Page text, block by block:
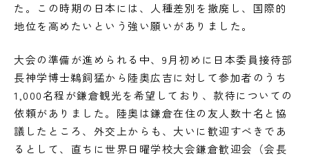
た。この時期の日本には、人種差別を撤廃し、国際的
地位を高めたいという強い願いがありました。
大会の準備が進められる中、9月初めに日本委員接待部
長神学博士鵜飼猛から陸奥広吉に対して参加者のうち
1,000名程が鎌倉観光を希望しており、款待についての
依頼がありました。陸奥は鎌倉在住の友人数十名と協
議したところ、外交上からも、大いに歓迎すべきであ
るとして、直ちに世界日曜学校大会鎌倉歓迎会（会長